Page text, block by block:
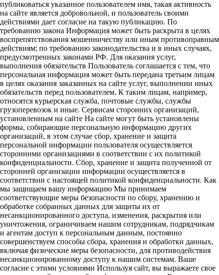
публиковаться указанное пользователем имя, такая активность
на сайте является добровольной, и пользователь своими
действиями дает согласие на такую публикацию. По
требованию закона Информация может быть раскрыта в целях
воспрепятствования мошенничеству или иным противоправным
действиям; по требованию законодательства и в иных случаях,
предусмотренных законами РФ. Для оказания услуг,
выполнения обязательств Пользователь соглашается с тем, что
персональная информация может быть передана третьим лицам
в целях оказания заказанных на сайте услуг, выполнении иных
обязательств перед пользователем. К таким лицам, например,
относятся курьерская служба, почтовые службы, службы
грузоперевозок и иные. Сервисам сторонних организаций,
установленным на сайте На сайте могут быть установлены
формы, собирающие персональную информацию других
организаций, в этом случае сбор, хранение и защита
персональной информации пользователя осуществляется
сторонними организациями в соответствии с их политикой
конфиденциальности. Сбор, хранение и защита полученной от
сторонней организации информации осуществляется в
соответствии с настоящей политикой конфиденциальности. Как
мы защищаем вашу информацию Мы принимаем
соответствующие меры безопасности по сбору, хранению и
обработке собранных данных для защиты их от
несанкционированного доступа, изменения, раскрытия или
уничтожения, ограничиваем нашим сотрудникам, подрядчикам
и агентам доступ к персональным данным, постоянно
совершенствуем способы сбора, хранения и обработки данных,
включая физические меры безопасности, для противодействия
несанкционированному доступу к нашим системам. Ваше
согласие с этими условиями Используя сайт, вы выражаете свое